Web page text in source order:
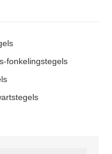
fonkelingstegels